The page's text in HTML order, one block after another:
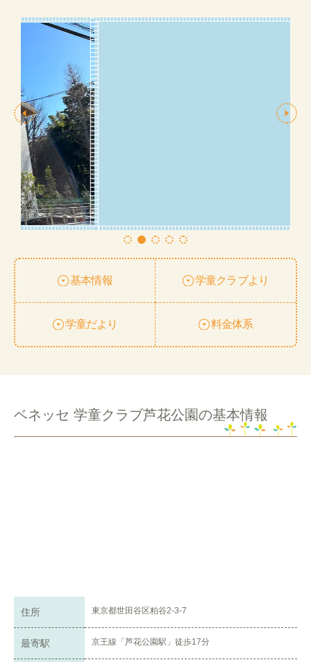
基本情報 学童クラブより
学童だより 料金体系
ベネッセ 学童クラブ芦花公園の基本情報
住所 東京都世田谷区粕谷2-3-7
最寄駅 京王線「芦花公園駅」徒歩17分